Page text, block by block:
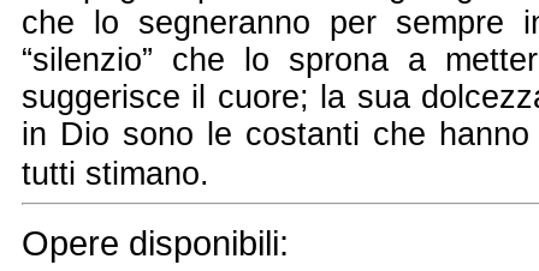
che lo segneranno per sempre
“silenzio” che lo sprona a
suggerisce il cuore; la sua
in Dio sono le costanti che
tutti stimano.
Opere disponibili: